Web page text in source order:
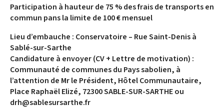
Participation à hauteur de 75 % des frais de transports en
commun pans la limite de 100 € mensuel
Lieu d’embauche : Conservatoire – Rue Saint-Denis à
Sablé-sur-Sarthe
Candidature à envoyer (CV + Lettre de motivation) :
Communauté de communes du Pays sabolien, à
l’attention de Mr le Président, Hôtel Communautaire,
Place Raphaël Elizé, 72300 SABLE-SUR-SARTHE ou
drh@sablesursarthe.fr